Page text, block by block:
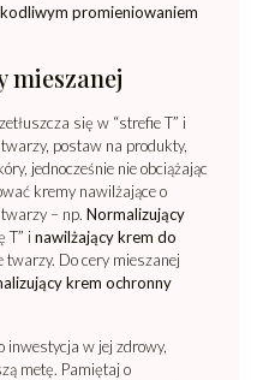
promieniowaniem
mieszanej
się w “strefie T” i
postaw na produkty,
jednocześnie nie obciążając
kremy nawilżające o
– np. Normalizujący
T” i nawilżający krem do
twarzy. Do cery mieszanej
krem ochronny
inwestycja w jej zdrowy,
metę. Pamiętaj o